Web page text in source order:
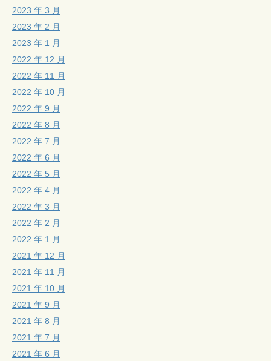
2023 年 3 月
2023 年 2 月
2023 年 1 月
2022 年 12 月
2022 年 11 月
2022 年 10 月
2022 年 9 月
2022 年 8 月
2022 年 7 月
2022 年 6 月
2022 年 5 月
2022 年 4 月
2022 年 3 月
2022 年 2 月
2022 年 1 月
2021 年 12 月
2021 年 11 月
2021 年 10 月
2021 年 9 月
2021 年 8 月
2021 年 7 月
2021 年 6 月